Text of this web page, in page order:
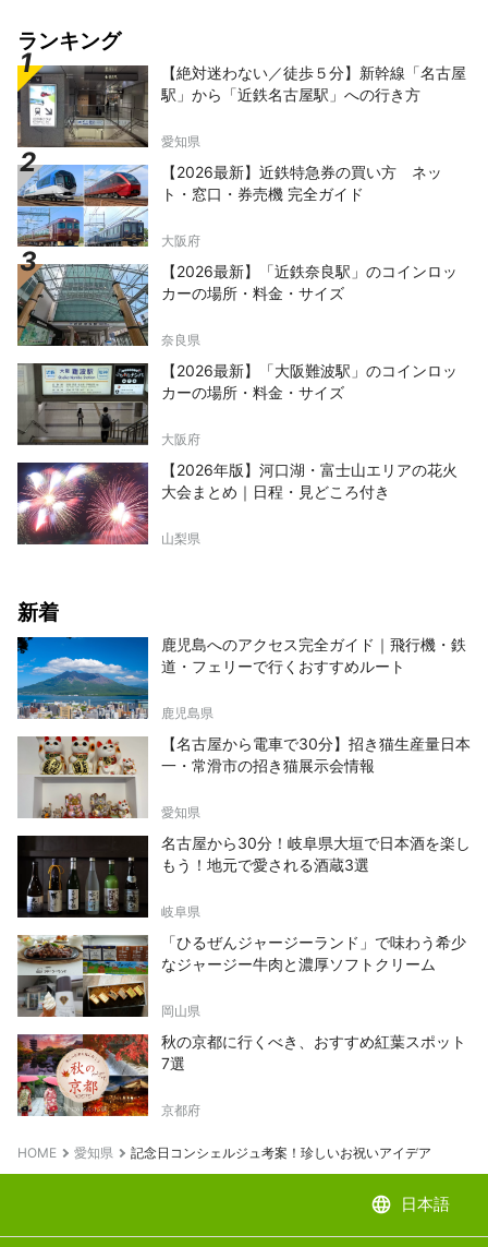
ランキング
【絶対迷わない／徒歩５分】新幹線「名古屋
駅」から「近鉄名古屋駅」への行き方
愛知県
【2026最新】近鉄特急券の買い方 ネッ
ト・窓口・券売機 完全ガイド
大阪府
【2026最新】「近鉄奈良駅」のコインロッ
カーの場所・料金・サイズ
奈良県
【2026最新】「大阪難波駅」のコインロッ
カーの場所・料金・サイズ
大阪府
【2026年版】河口湖・富士山エリアの花火
大会まとめ｜日程・見どころ付き
山梨県
新着
鹿児島へのアクセス完全ガイド｜飛行機・鉄
道・フェリーで行くおすすめルート
鹿児島県
【名古屋から電車で30分】招き猫生産量日本
一・常滑市の招き猫展示会情報
愛知県
名古屋から30分！岐阜県大垣で日本酒を楽し
もう！地元で愛される酒蔵3選
岐阜県
「ひるぜんジャージーランド」で味わう希少
なジャージー牛肉と濃厚ソフトクリーム
岡山県
秋の京都に行くべき、おすすめ紅葉スポット
7選
京都府
HOME 愛知県 記念日コンシェルジュ考案！珍しいお祝いアイデア
language 日本語